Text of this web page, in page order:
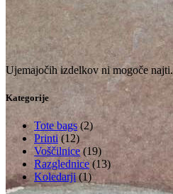
Ujemajočih izdelkov ni mogoče najti.
Kategorije
Tote bags (2)
Printi (12)
Voščilnice (19)
Razglednice (13)
Koledarji (1)